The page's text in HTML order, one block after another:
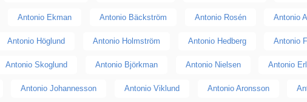
Antonio Ekman Antonio Bäckström Antonio Rosén Antonio
Antonio Höglund Antonio Holmström Antonio Hedberg Antonio
Antonio Skoglund Antonio Björkman Antonio Nielsen Antonio
Antonio Johannesson Antonio Viklund Antonio Aronsson